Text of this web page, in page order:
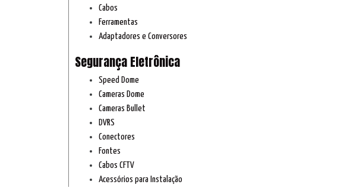
Cabos
Ferramentas
Adaptadores e Conversores
Segurança Eletrônica
Speed Dome
Cameras Dome
Cameras Bullet
DVRS
Conectores
Fontes
Cabos CFTV
Acessórios para Instalação